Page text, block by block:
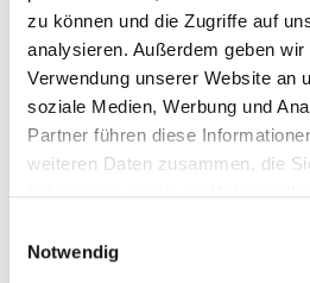
zu können und die Zugriffe auf
analysieren. Außerdem geben
Verwendung unserer Website an
soziale Medien, Werbung und
Partner führen diese
weiteren Daten zusammen, die
Notwendig
Mittwoch
Donnerstag
Freitag
Samstag
Sonntag